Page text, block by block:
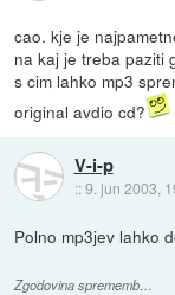
cao. kje je
na kaj je treba paziti
s cim lahko mp3
original avdio cd?
V-i-p
::9. jun 2003,
Polno mp3jev lahko
Zgodovina sprememb…